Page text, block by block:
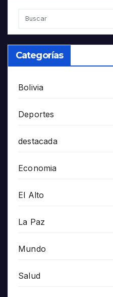
Categorías
Bolivia
Deportes
destacada
Economia
El Alto
La Paz
Mundo
Salud